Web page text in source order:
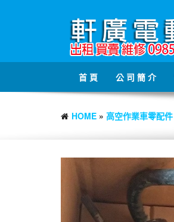
首 頁 公 司 簡 介
HOME » 高空作業車零配件